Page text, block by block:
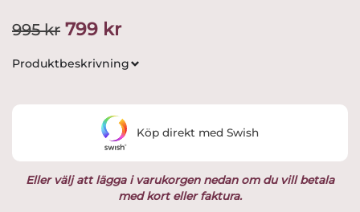
995kr Det
ursprungliga
995 kr.
799 krDet
nuvarande
är:
799 kr.
Produktbeskrivning
Eller välj att lägga i varukorgen nedan om du vill betala
med kort eller faktura.
Köp direkt med Swish